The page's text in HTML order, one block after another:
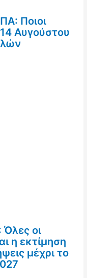
Ποιοι
Αυγούστου
οι
η εκτίμηση
μέχρι το